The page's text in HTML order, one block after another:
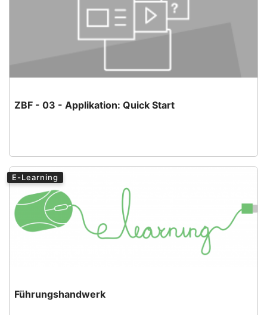
ZBF - 03 - Applikation: Quick Start
E-Learning
Führungshandwerk